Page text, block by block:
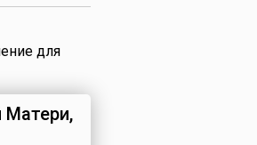
для
Матери,